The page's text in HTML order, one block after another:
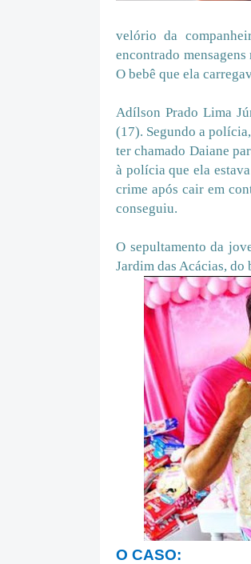
velório da
encontrado
O bebê que ela
Adílson Prado Lima
(17). Segundo a
ter chamado Daiane
à polícia que ela
crime após cair em
conseguiu.
O sepultamento da
Jardim das Acácias, do
O CASO: